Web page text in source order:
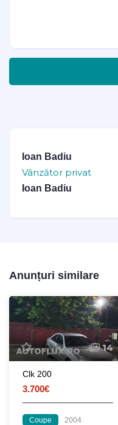
Ioan Badiu
Vânzător privat
Ioan Badiu
Anunțuri similare
14
Clk 200
3.700€
Coupe
2004